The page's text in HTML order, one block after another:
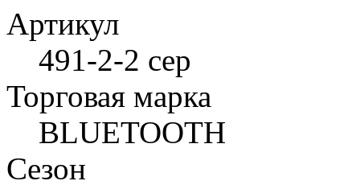
Артикул
491-2-2 сер
Торговая марка
BLUETOOTH
Сезон